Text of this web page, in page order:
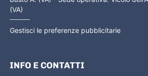
(VA)
Gestisci le preferenze pubblicitarie
INFO E CONTATTI